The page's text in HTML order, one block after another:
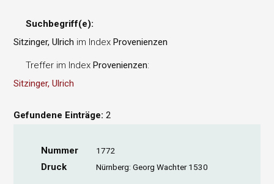
Suchbegriff(e):
Sitzinger, Ulrich im IndexProvenienzen
Treffer im IndexProvenienzen:
Sitzinger, Ulrich
Gefundene Einträge: 2
Nummer 1772
Druck Nürnberg: Georg Wachter 1530